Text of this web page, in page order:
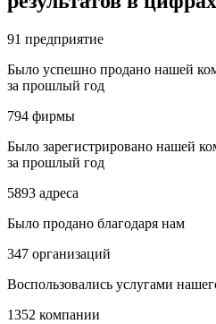
91 предприятие
Было успешно продано нашей
за прошлый год
794 фирмы
Было зарегистрировано нашей
за прошлый год
5893 адреса
Было продано благодаря нам
347 организаций
Воспользовались услугами
1352 компании